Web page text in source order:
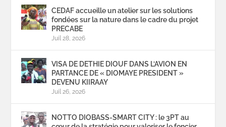
CEDAF accueille un atelier sur les solutions
fondées sur la nature dans le cadre du projet
PRECABE
Juil 28, 2026
VISA DE DETHIE DIOUF DANS L’AVION EN
PARTANCE DE « DIOMAYE PRESIDENT »
DEVENU KIIRAAY
Juil 26, 2026
NOTTO DIOBASS-SMART CITY : le 3PT au